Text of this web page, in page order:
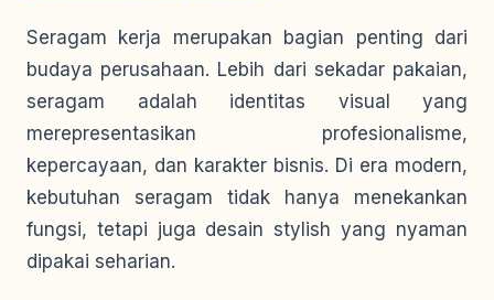
Seragam kerja merupakan bagian penting dari
budaya perusahaan. Lebih dari sekadar pakaian,
seragam adalah identitas visual yang
merepresentasikan profesionalisme,
kepercayaan, dan karakter bisnis. Di era modern,
kebutuhan seragam tidak hanya menekankan
fungsi, tetapi juga desain stylish yang nyaman
dipakai seharian.